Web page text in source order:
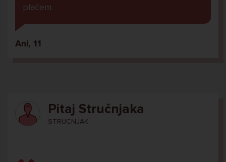
plačem.
Ani, 11
Pitaj Stručnjaka
STRUCNJAK